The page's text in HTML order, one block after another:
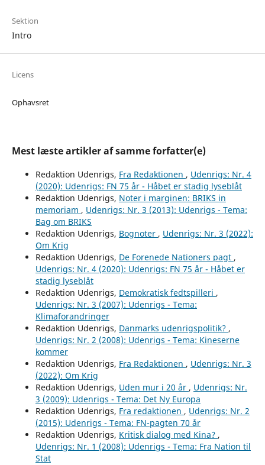
Sektion
Intro
Licens
Ophavsret
Mest læste artikler af samme forfatter(e)
Redaktion Udenrigs, Fra Redaktionen , Udenrigs: Nr. 4
(2020): Udenrigs: FN 75 år - Håbet er stadig lyseblåt
Redaktion Udenrigs, Noter i marginen: BRIKS in
memoriam , Udenrigs: Nr. 3 (2013): Udenrigs - Tema:
Bag om BRIKS
Redaktion Udenrigs, Bognoter , Udenrigs: Nr. 3 (2022):
Om Krig
Redaktion Udenrigs, De Forenede Nationers pagt ,
Udenrigs: Nr. 4 (2020): Udenrigs: FN 75 år - Håbet er
stadig lyseblåt
Redaktion Udenrigs, Demokratisk fedtspilleri ,
Udenrigs: Nr. 3 (2007): Udenrigs - Tema:
Klimaforandringer
Redaktion Udenrigs, Danmarks udenrigspolitik? ,
Udenrigs: Nr. 2 (2008): Udenrigs - Tema: Kineserne
kommer
Redaktion Udenrigs, Fra Redaktionen , Udenrigs: Nr. 3
(2022): Om Krig
Redaktion Udenrigs, Uden mur i 20 år , Udenrigs: Nr.
3 (2009): Udenrigs - Tema: Det Ny Europa
Redaktion Udenrigs, Fra redaktionen , Udenrigs: Nr. 2
(2015): Udenrigs - Tema: FN-pagten 70 år
Redaktion Udenrigs, Kritisk dialog med Kina? ,
Udenrigs: Nr. 1 (2008): Udenrigs - Tema: Fra Nation til
Stat